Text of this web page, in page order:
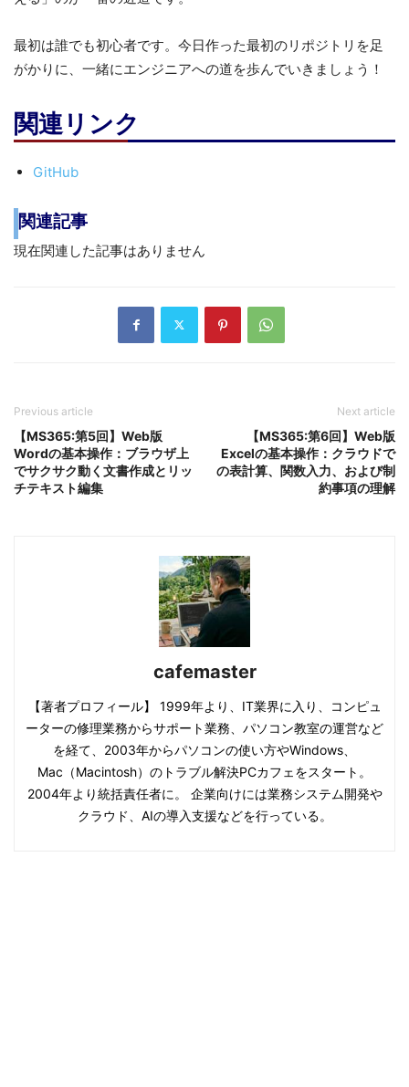
最初は誰でも初心者です。今日作った最初のリポジトリを足
がかりに、一緒にエンジニアへの道を歩んでいきましょう！
関連リンク
GitHub
関連記事
現在関連した記事はありません
Previous article
【MS365:第5回】Web版
Wordの基本操作：ブラウザ上
でサクサク動く文書作成とリッ
チテキスト編集
Next article
【MS365:第6回】Web版
Excelの基本操作：クラウドで
の表計算、関数入力、および制
約事項の理解
cafemaster
【著者プロフィール】 1999年より、IT業界に入り、コンピュ
ーターの修理業務からサポート業務、パソコン教室の運営など
を経て、2003年からパソコンの使い方やWindows、
Mac（Macintosh）のトラブル解決PCカフェをスタート。
2004年より統括責任者に。 企業向けには業務システム開発や
クラウド、AIの導入支援などを行っている。